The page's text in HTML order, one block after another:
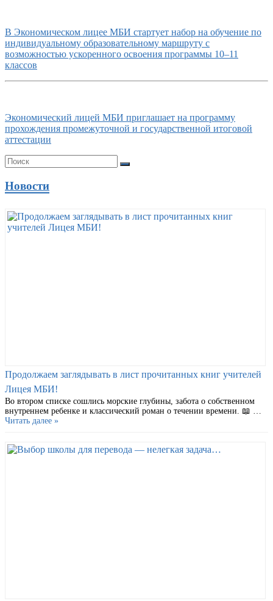
В Экономическом лицее МБИ стартует набор на обучение по
индивидуальному образовательному маршруту с
возможностью ускоренного освоения программы 10–11
классов
Экономический лицей МБИ приглашает на программу
прохождения промежуточной и государственной итоговой
аттестации
Новости
Продолжаем заглядывать в лист прочитанных книг учителей
Лицея МБИ!
Во втором списке сошлись морские глубины, забота о собственном
внутреннем ребенке и классический роман о течении времени. 📖 …
Читать далее »